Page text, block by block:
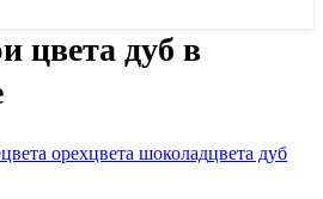
цвета дуб в
цвета орехцвета шоколадцвета дуб